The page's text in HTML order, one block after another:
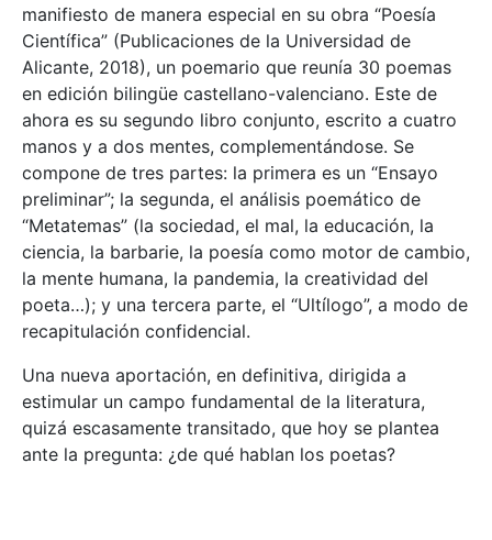
manifiesto de manera especial en su obra “Poesía
Científica” (Publicaciones de la Universidad de
Alicante, 2018), un poemario que reunía 30 poemas
en edición bilingüe castellano-valenciano. Este de
ahora es su segundo libro conjunto, escrito a cuatro
manos y a dos mentes, complementándose. Se
compone de tres partes: la primera es un “Ensayo
preliminar”; la segunda, el análisis poemático de
“Metatemas” (la sociedad, el mal, la educación, la
ciencia, la barbarie, la poesía como motor de cambio,
la mente humana, la pandemia, la creatividad del
poeta…); y una tercera parte, el “Ultílogo”, a modo de
recapitulación confidencial.
Una nueva aportación, en definitiva, dirigida a
estimular un campo fundamental de la literatura,
quizá escasamente transitado, que hoy se plantea
ante la pregunta: ¿de qué hablan los poetas?